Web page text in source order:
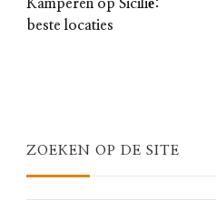
Kamperen op Sicilië:
beste locaties
ZOEKEN OP DE SITE